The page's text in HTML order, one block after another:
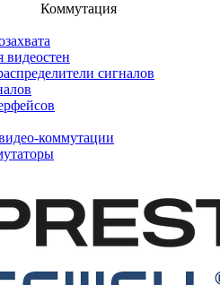
Коммутация
видеостен
сигналов
коммутации